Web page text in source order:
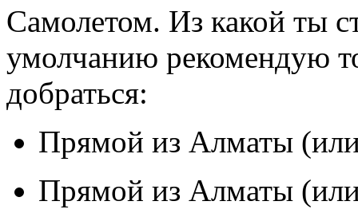
Самолетом. Из какой ты
умолчанию рекомендую
добраться:
Прямой из Алматы
Прямой из Алматы